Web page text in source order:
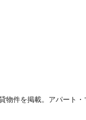
物件を掲載。アパート